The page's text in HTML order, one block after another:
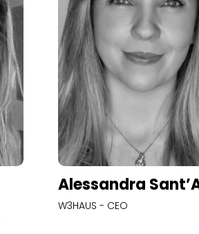
Alessandra
W3HAUS - CEO